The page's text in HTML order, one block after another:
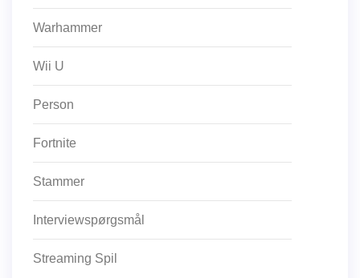
Warhammer
Wii U
Person
Fortnite
Stammer
Interviewspørgsmål
Streaming Spil